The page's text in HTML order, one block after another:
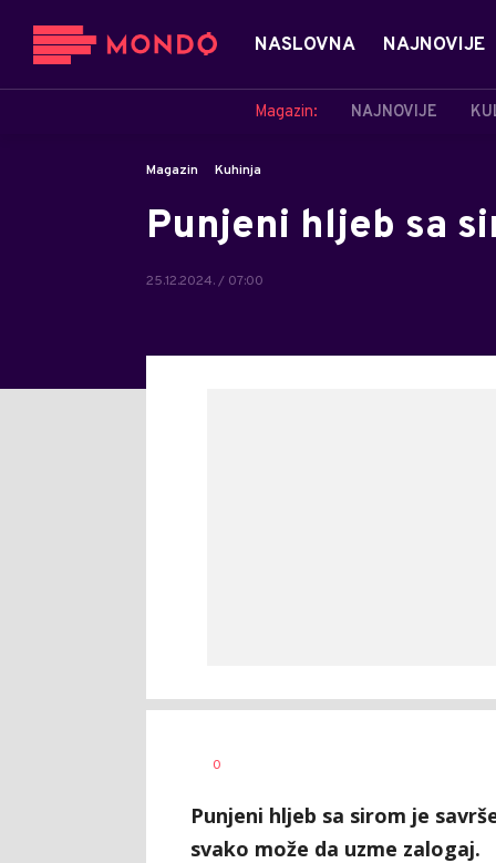
NASLOVNA NAJNOVIJE
Magazin: NAJNOVIJE
Magazin Kuhinja
Punjeni hljeb sa
25.12.2024. / 07:00
AUTOR
0
Punjeni hljeb sa sirom je
svako može da uzme zalogaj.